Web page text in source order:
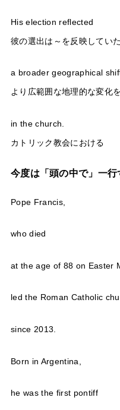
His election reflected
彼の選出は～を反映していた
a broader geographical
より広範囲な地理的な変化を
in the church.
カトリック教会における
今度は「頭の中で」一
Pope Francis,
who died
at the age of 88 on Easter
led the Roman Catholic
since 2013.
Born in Argentina,
he was the first pontiff